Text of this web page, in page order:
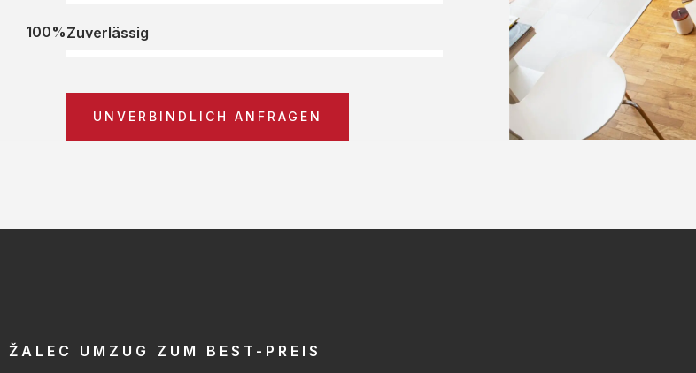
Zuverlässig
100%
UNVERBINDLICH ANFRAGEN
ŽALEC UMZUG ZUM BEST-PREIS